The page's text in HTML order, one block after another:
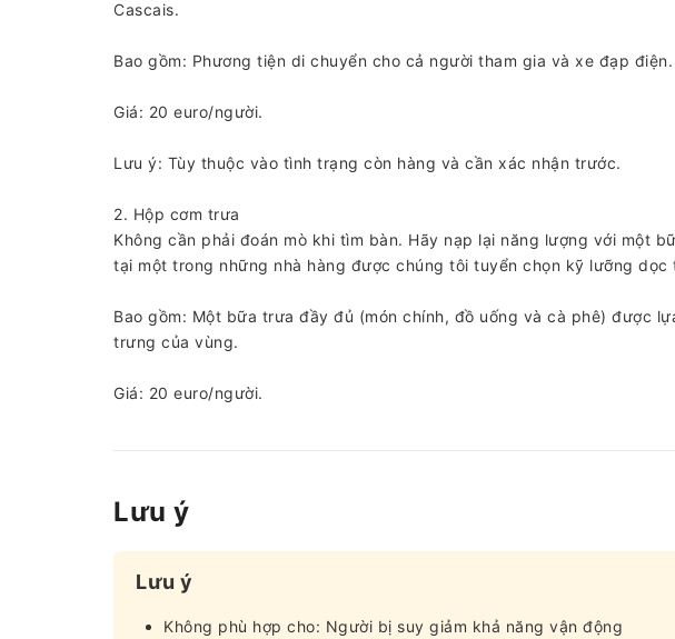
Cascais.
Bao gồm: Phương tiện di chuyển cho cả người tham gia và xe đạp điện.
Giá: 20 euro/người.
Lưu ý: Tùy thuộc vào tình trạng còn hàng và cần xác nhận trước.
2. Hộp cơm trưa
Không cần phải đoán mò khi tìm bàn. Hãy nạp lại năng lượng với một
tại một trong những nhà hàng được chúng tôi tuyển chọn kỹ lưỡng dọc
Bao gồm: Một bữa trưa đầy đủ (món chính, đồ uống và cà phê) được
trưng của vùng.
Giá: 20 euro/người.
Lưu ý
Lưu ý
Không phù hợp cho: Người bị suy giảm khả năng vận động